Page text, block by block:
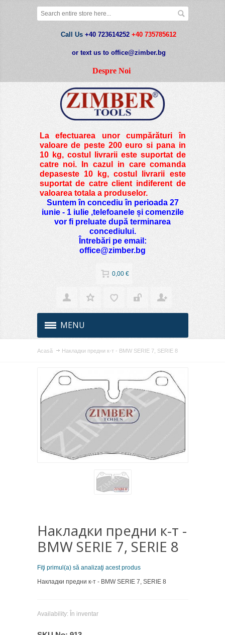
Call Us +40 723614252 +40 735785612
or text us to office@zimber.bg
Despre Noi
La efectuarea unor cumpărături în
valoare de peste200 euro si pana in
10 kg, costul livrarii este suportat de
catre noi. In cazul in care comanda
depaseste 10 kg, costul livrarii este
suportat de catre client indiferent de
valoarea totala a produselor.
Suntem în concediu în perioada 27
iunie - 1 iulie ,telefoanele și comenzile
vor fi preluate după terminarea
concediului.
Întrebări pe email:
office@zimber.bg
0,00 €
MENU
Acasă Накладки предни к-т - BMW SERIE 7, SERIE 8
Накладки предни к-т -
BMW SERIE 7, SERIE 8
Fiţi primul(a) să analizaţi acest produs
Накладки предни к-т - BMW SERIE 7, SERIE 8
Availability: În inventar